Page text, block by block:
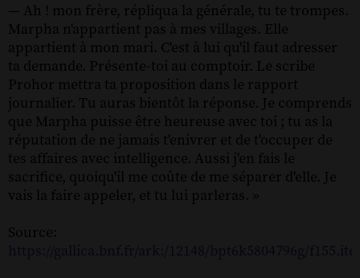
— Ah ! mon frère, répliqua la générale, tu te trompes.
Marpha n'appartient pas à mes villages. Elle
appartient à mon mari. C'est à lui qu'il faut adresser
ta demande. Présente-toi au comptoir. Le scribe
Prohor mettra ta proposition dans le rapport
journalier. Tu auras bientôt la réponse. Je comprends
que Marpha puisse être heureuse avec toi ; tu as la
réputation de ne jamais t'enivrer et de t'occuper de
tes affaires avec intelligence. Aussi j'en fais le
sacrifice, quoiqu'il me coûte de me séparer d'elle. Je
vais la faire appeler, et tu lui parleras. »
Source: